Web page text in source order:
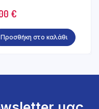
€
Προσθήκη στο καλάθι